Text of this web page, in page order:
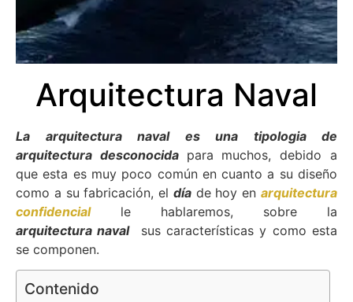
Arquitectura Naval
La arquitectura naval es una tipologia de
arquitectura desconocida para muchos, debido a
que esta es muy poco común en cuanto a su diseño
como a su fabricación, el díade hoy enarquitectura
confidencialle hablaremos, sobre la
arquitecturanavalsus características y como esta
se componen.
Contenido